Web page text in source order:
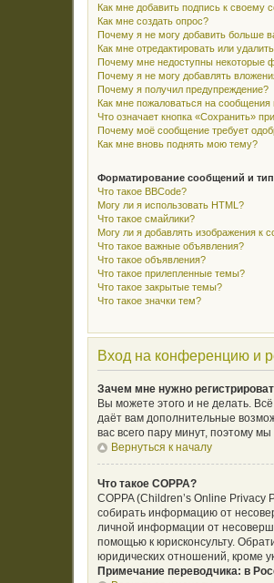
Как мне добавить подпись к своему
Как мне создать опрос?
Почему я не могу добавить больше
Как мне отредактировать или
Почему мне недоступны некоторые
Почему я не могу добавлять
Почему я получил предупреждение?
Как мне пожаловаться на сообщения
Что означает кнопка «Сохранить»
Почему моё сообщение требует
Как мне вновь поднять мою тему?
Форматирование сообщений и
Что такое BBCode?
Могу ли я использовать HTML?
Что такое смайлики?
Могу ли я добавлять изображения к
Что такое важные объявления?
Что такое объявления?
Что такое прилепленные темы?
Что такое закрытые темы?
Что такое значки тем?
Вход на конференцию и
Зачем мне нужно
Вы можете этого и не делать.
даёт вам дополнительные
вас всего пару минут, поэтому
Вернуться к началу
Что такое COPPA?
COPPA (Children’s Online
собирать информацию от
личной информации от
помощью к юрисконсульту.
юридических отношений, кроме
Примечание переводчика: в